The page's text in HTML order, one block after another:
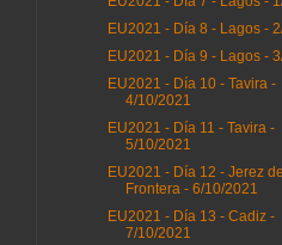
EU2021 - Día 8 - Lagos -
EU2021 - Día 9 - Lagos -
EU2021 - Día 10 - Tavira -
4/10/2021
EU2021 - Día 11 - Tavira -
5/10/2021
EU2021 - Día 12 - Jerez
Frontera - 6/10/2021
EU2021 - Día 13 - Cadiz -
7/10/2021